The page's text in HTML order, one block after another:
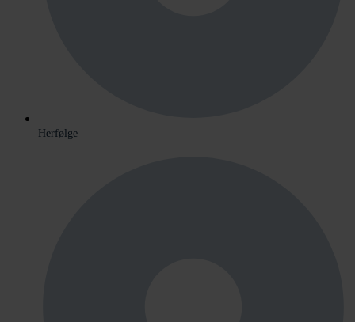
Herfølge